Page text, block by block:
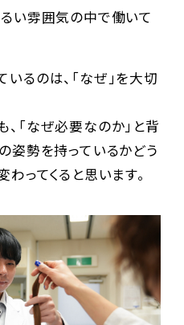
い雰囲気の中で働いて
るのは、「なぜ」を大切
「なぜ必要なのか」と背
姿勢を持っているかどう
わってくると思います。